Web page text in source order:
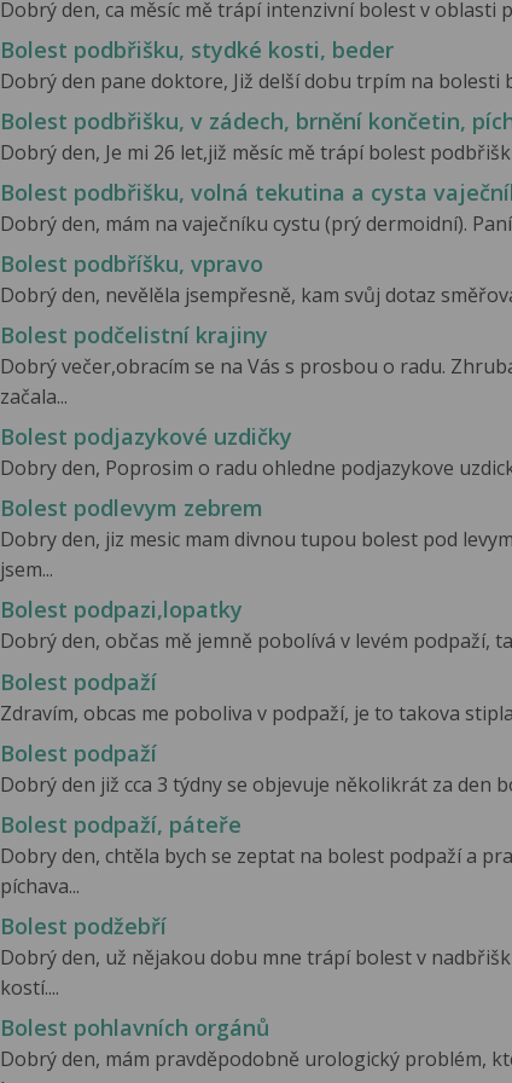
Dobrý den, ca měsíc mě trápí intenzivní bolest v oblasti
Bolest podbřišku, stydké kosti, beder
Dobrý den pane doktore, Již delší dobu trpím na bolesti
Bolest podbřišku, v zádech, brnění končetin,
Dobrý den, Je mi 26 let,již měsíc mě trápí bolest
Bolest podbřišku, volná tekutina a cysta
Dobrý den, mám na vaječníku cystu (prý dermoidní).
Bolest podbříšku, vpravo
Dobrý den, nevělěla jsempřesně, kam svůj dotaz
Bolest podčelistní krajiny
Dobrý večer,obracím se na Vás s prosbou o radu.
začala...
Bolest podjazykové uzdičky
Dobry den, Poprosim o radu ohledne podjazykove
Bolest podlevym zebrem
Dobry den, jiz mesic mam divnou tupou bolest pod
jsem...
Bolest podpazi,lopatky
Dobrý den, občas mě jemně pobolívá v levém podpaží,
Bolest podpaží
Zdravím, obcas me poboliva v podpaží, je to takova
Bolest podpaží
Dobrý den již cca 3 týdny se objevuje několikrát za den
Bolest podpaží, páteře
Dobry den, chtěla bych se zeptat na bolest podpaží a
píchava...
Bolest podžebří
Dobrý den, už nějakou dobu mne trápí bolest v
kostí....
Bolest pohlavních orgánů
Dobrý den, mám pravděpodobně urologický problém,